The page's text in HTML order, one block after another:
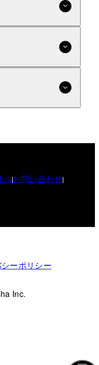
へお問い合わせ
ーポリシー
Inc.